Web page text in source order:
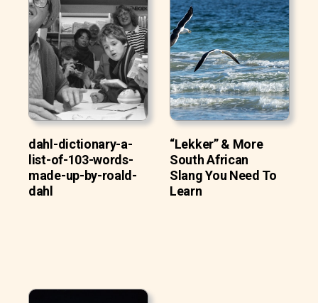
dahl-dictionary-a-
list-of-103-words-
made-up-by-roald-
dahl
“Lekker” & More
South African
Slang You Need To
Learn